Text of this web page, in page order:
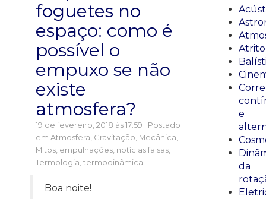
foguetes no
espaço: como é
possível o
empuxo se não
existe
atmosfera?
19 de fevereiro, 2018 às 17:59 | Postado
em Atmosfera, Gravitação, Mecânica,
Mitos, empulhações, notícias falsas,
Termologia, termodinâmica
Boa noite!
Atrito
e
da